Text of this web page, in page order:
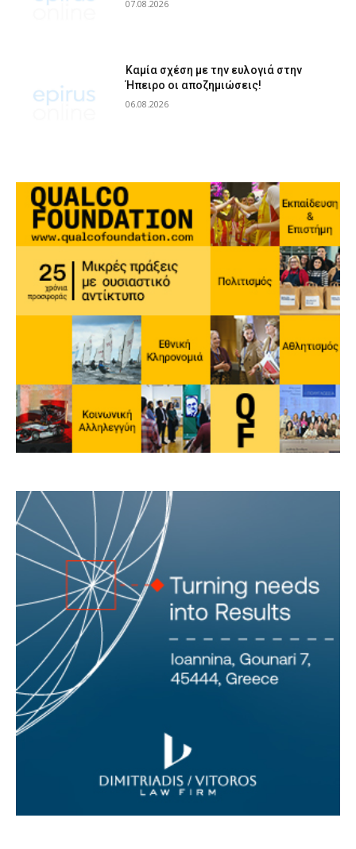
07.08.2026
Καμία σχέση με την ευλογιά στην
Ήπειρο οι αποζημιώσεις!
06.08.2026